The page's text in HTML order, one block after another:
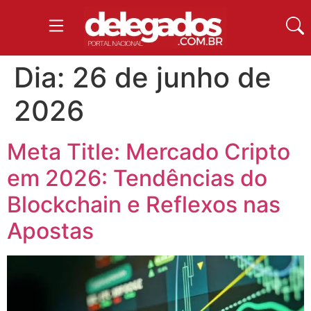
Dia: 26 de junho de
2026
Meta Title: Mercado Cripto
em 2026: Tendências do
Blockchain e Reflexos nas
Apostas